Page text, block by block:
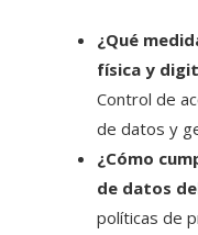
¿Qué
física y
Control de
de datos y
¿Cómo
de datos
políticas de